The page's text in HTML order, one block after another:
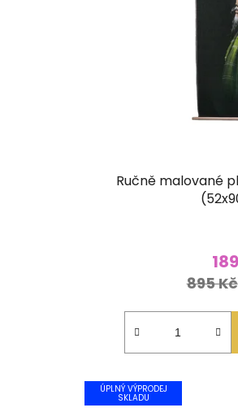
Ručně malované
895 Kč
ÚPLNÝ VÝPRODEJ
SKLADU